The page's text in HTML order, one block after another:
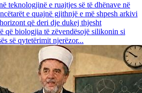
teknologjinë e ruajtjes së të dhënave në
e quajnë gjithnjë e më shpesh arkivi
që deri dje dukej thjesht
që biologjia të zëvendësojë silikonin si
së qytetërimit njerëzor...